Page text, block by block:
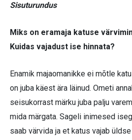
Sisuturundus
Miks on eramaja katuse
Kuidas vajadust ise hinnata?
Enamik majaomanikke ei mõtle
on juba käest ära läinud. Ometi
seisukorrast märku juba palju
mida märgata. Sageli inimesed
saab värvida ja et katus vajab